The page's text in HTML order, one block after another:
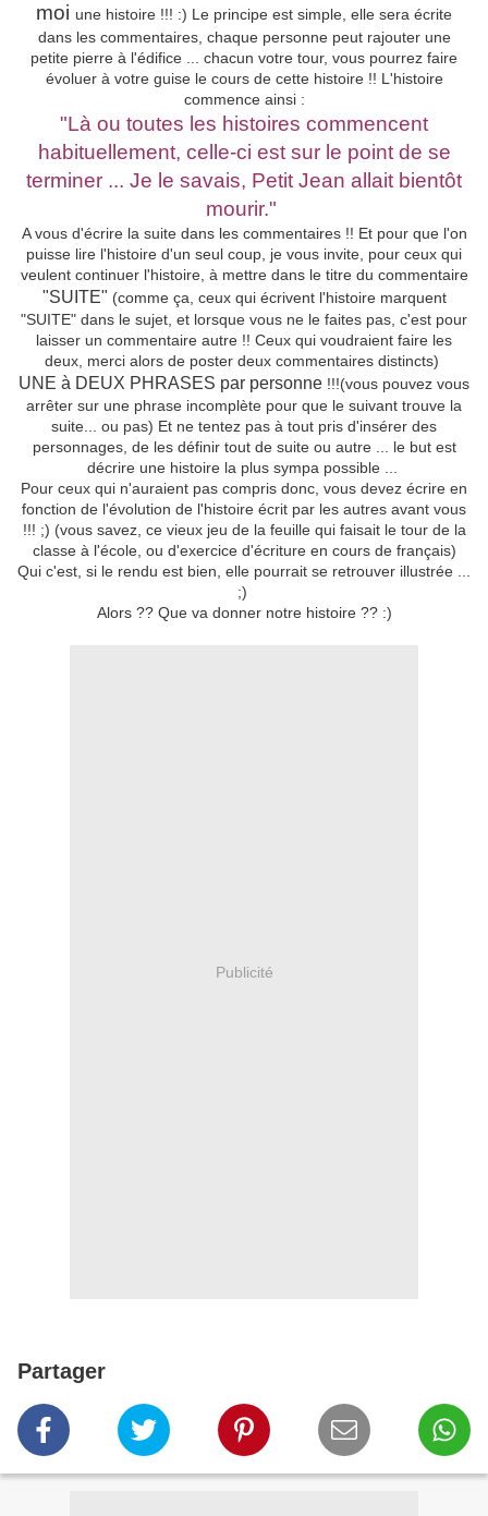
moi une histoire !!! :) Le principe est simple, elle sera écrite
dans les commentaires, chaque personne peut rajouter une
petite pierre à l'édifice ... chacun votre tour, vous pourrez faire
évoluer à votre guise le cours de cette histoire !! L'histoire
commence ainsi :
"Là ou toutes les histoires commencent
habituellement, celle-ci est sur le point de se
terminer ... Je le savais, Petit Jean allait bientôt
mourir."
A vous d'écrire la suite dans les commentaires !! Et pour que l'on
puisse lire l'histoire d'un seul coup, je vous invite, pour ceux qui
veulent continuer l'histoire, à mettre dans le titre du commentaire
"SUITE" (comme ça, ceux qui écrivent l'histoire marquent
"SUITE" dans le sujet, et lorsque vous ne le faites pas, c'est pour
laisser un commentaire autre !! Ceux qui voudraient faire les
deux, merci alors de poster deux commentaires distincts)
UNE à DEUX PHRASES par personne !!!(vous pouvez vous
arrêter sur une phrase incomplète pour que le suivant trouve la
suite... ou pas) Et ne tentez pas à tout pris d'insérer des
personnages, de les définir tout de suite ou autre ... le but est
décrire une histoire la plus sympa possible ...
Pour ceux qui n'auraient pas compris donc, vous devez écrire en
fonction de l'évolution de l'histoire écrit par les autres avant vous
!!! ;) (vous savez, ce vieux jeu de la feuille qui faisait le tour de la
classe à l'école, ou d'exercice d'écriture en cours de français)
Qui c'est, si le rendu est bien, elle pourrait se retrouver illustrée ...
;)
Alors ?? Que va donner notre histoire ?? :)
Publicité
Partager